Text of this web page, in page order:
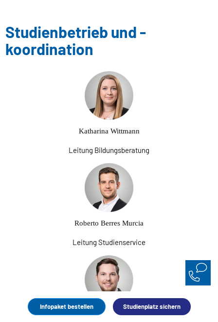
Infopaket bestellen Studienplatz sichern
Studienbetrieb und -
koordination
Katharina Wittmann
Leitung Bildungsberatung
Roberto Berres Murcia
Leitung Studienservice
Moritz Althaus